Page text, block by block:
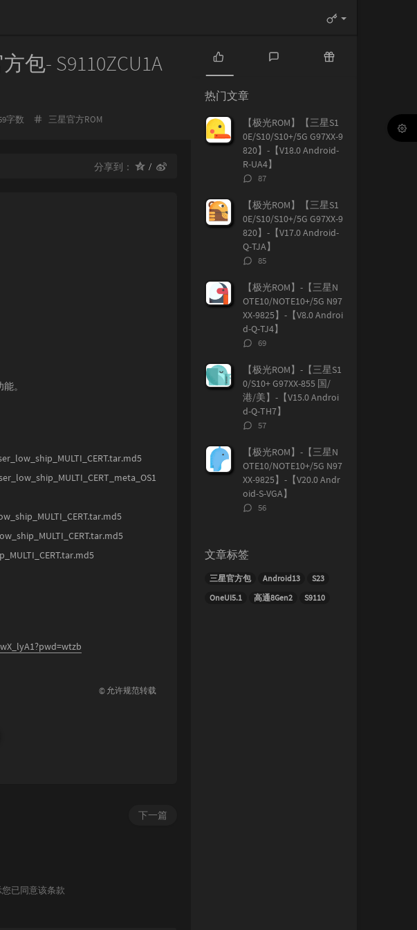
包- S9110ZCU1A
字数
分
三星官方ROM
分享到：
。
© 允许规范转载
下一篇
已同意该条款
热
门
文
章
论
章
热门文章
【极光ROM】【三星S1
0E/S10/S10+/5G G97XX-9
820】-【V18.0 Android-
R-UA4】
评
数：
87
【极光ROM】【三星S1
0E/S10/S10+/5G G97XX-9
820】-【V17.0 Android-
Q-TJA】
评
数：
85
【极光ROM】-【三星N
OTE10/NOTE10+/5G N97
XX-9825】-【V8.0 Androi
d-Q-TJ4】
评
数：
69
【极光ROM】-【三星S1
0/S10+ G97XX-855 国/
港/美】-【V15.0 Androi
d-Q-TH7】
评
数：
57
【极光ROM】-【三星N
OTE10/NOTE10+/5G N97
XX-9825】-【V20.0 Andr
oid-S-VGA】
评
56
文章标签
三星官方包 Android13
S23
OneUI5.1
高通8Gen2 S9110